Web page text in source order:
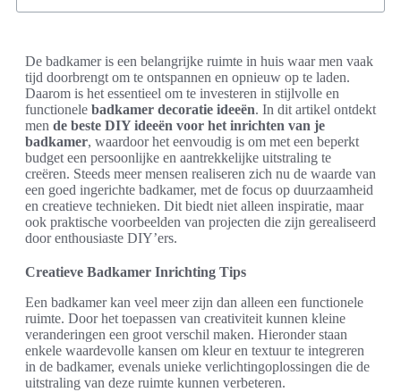
De badkamer is een belangrijke ruimte in huis waar men vaak
tijd doorbrengt om te ontspannen en opnieuw op te laden.
Daarom is het essentieel om te investeren in stijlvolle en
functionele badkamer decoratie ideeën. In dit artikel ontdekt
men de beste DIY ideeën voor het inrichten van je
badkamer, waardoor het eenvoudig is om met een beperkt
budget een persoonlijke en aantrekkelijke uitstraling te
creëren. Steeds meer mensen realiseren zich nu de waarde van
een goed ingerichte badkamer, met de focus op duurzaamheid
en creatieve technieken. Dit biedt niet alleen inspiratie, maar
ook praktische voorbeelden van projecten die zijn gerealiseerd
door enthousiaste DIY’ers.
Creatieve Badkamer Inrichting Tips
Een badkamer kan veel meer zijn dan alleen een functionele
ruimte. Door het toepassen van creativiteit kunnen kleine
veranderingen een groot verschil maken. Hieronder staan
enkele waardevolle kansen om kleur en textuur te integreren
in de badkamer, evenals unieke verlichtingoplossingen die de
uitstraling van deze ruimte kunnen verbeteren.